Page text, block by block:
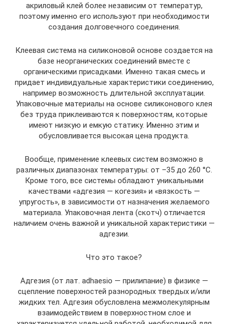
акриловый клей более независим от температур,
поэтому именно его используют при необходимости
создания долговечного соединения.
Клеевая система на силиконовой основе создается на
базе неорганических соединений вместе с
органическими присадками. Именно такая смесь и
придает индивидуальные характеристики соединению,
например возможность длительной эксплуатации.
Упаковочные материалы на основе силиконового клея
без труда приклеиваются к поверхностям, которые
имеют низкую и емкую статику. Именно этим и
обусловливается высокая цена продукта.
Вообще, применение клеевых систем возможно в
различных диапазонах температуры: от –35 до 260 °С.
Кроме того, все системы обладают уникальными
качествами «адгезия — когезия» и «вязкость —
упругость», в зависимости от назначения желаемого
материала. Упаковочная лента (скотч) отличается
наличием очень важной и уникальной характеристики —
адгезии.
Что это такое?
Адгезия (от лат. adhaesio — прилипание) в физике —
сцепление поверхностей разнородных твердых и/или
жидких тел. Адгезия обусловлена межмолекулярным
взаимодействием в поверхностном слое и